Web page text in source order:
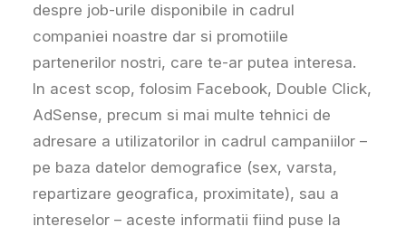
despre job-urile disponibile in cadrul
companiei noastre dar si promotiile
partenerilor nostri, care te-ar putea interesa.
In acest scop, folosim Facebook, Double Click,
AdSense, precum si mai multe tehnici de
adresare a utilizatorilor in cadrul campaniilor –
pe baza datelor demografice (sex, varsta,
repartizare geografica, proximitate), sau a
intereselor – aceste informatii fiind puse la